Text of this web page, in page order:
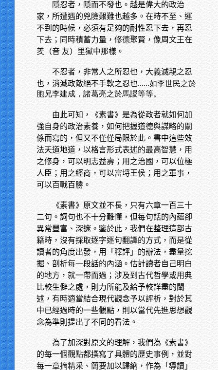
隱忍者，隱而不發也。越是偉大的政治
家，所遭遇的兇險艱難也越多。在時不至、運
不到的時候，必須有足夠的耐性忍下去，再忍
下去；同時積蓄力量，修德聚賢，像周文王在
羑（音 友）里獄中那樣。
不忍者，非常人之所忍也，大義滅親之忍
也，消滅政敵絕不手軟之忍也......如李世民之於
胞兄李建成，諸葛亮之於馬謖等等。
由此可知，《素書》是為從政者就如何加
強自身的政治素養，如何把握道德與謀略的關
係而寫的，但又不僅僅局限於此。書中這些效
法天道地道，以格言形式表述的最高智慧，用
之修身，可以明志益壽；用之治國，可以位極
人臣；用之經商，可以富埒王侯；用之軍事，
可以百戰百勝。
《素書》原文並不長，只有六章一百三十
二句。詞句也不十分難懂，但每句話的內蘊卻
異常豐富、深邃。鑒於此，我們在整理這部古
籍時，沒有採取逐字逐句翻譯的方式，而是從
讀者的角度出發，用「釋評」的辦法，盡量挖
掘、剖析每一段話的內涵。估計讀者自己明白
的地方，就一帶而過；涉及到古代哲學或用典
比較生僻之處，則力所能及給予較詳盡的闡
述，有時適當結合現代觀念予以評析，對於其
中已經過時的一些觀點，則以當代先進思想觀
念為準則提出了不同的看法。
為了加深對原文的理解，我們為《素書》
的每一個觀點都撰寫了具體的歷史事例，並對
每一章摘精采、簡要加以歸納，作為「導讀」